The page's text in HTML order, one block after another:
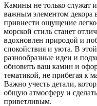
Камины не только служат
важным элементом декора
привнести ощущение
морской стиль станет
вдохновлен природой и
спокойствия и уюта. В
разнообразные идеи и
обновить ваш камин и
тематикой, не прибегая к
Важно учесть детали,
общую атмосферу и
приветливым.